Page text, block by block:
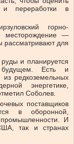
и переработки в
горно-
месторождение —
рассматривают для
и планируется
Есть и
редкоземельных
энергетике,
Соболев.
поставщиков
в оборонной,
промышленности. И
так и странах